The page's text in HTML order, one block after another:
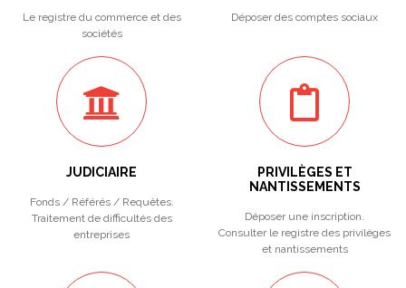
Le registre du commerce et des
sociétés
Déposer des comptes sociaux
JUDICIAIRE
Fonds / Référés / Requêtes.
Traitement de difficultés des
entreprises
PRIVILÈGES ET
NANTISSEMENTS
Déposer une inscription.
Consulter le registre des privilèges
et nantissements